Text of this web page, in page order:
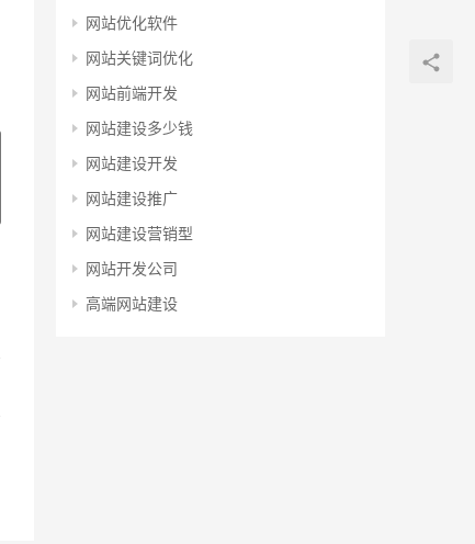
网站优化软件
网站关键词优化
网站前端开发
网站建设多少钱
网站建设开发
网站建设推广
网站建设营销型
网站开发公司
高端网站建设